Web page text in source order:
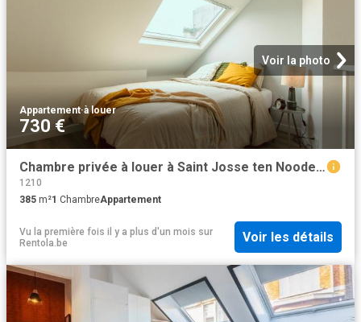
Voir la photo
Appartement·à louer
730 €
Chambre privée à louer à Saint Josse ten Noode, Rue de la Comète
1210
385 m²1 ChambreAppartement
Vu la première fois il y a plus d'un mois sur
Rentola.be
Voir les détails